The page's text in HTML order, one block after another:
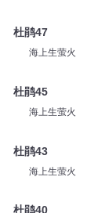
杜鹃47
海上生萤火
杜鹃45
海上生萤火
杜鹃43
海上生萤火
杜鹃40